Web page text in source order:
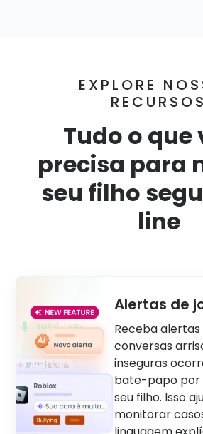
EXPLORE
RECURSOS
Tudo o que
precisa para
seu filho
line
Alertas de
Receba
conversas
inseguras
bate-papo por
seu filho. Isso
monitorar